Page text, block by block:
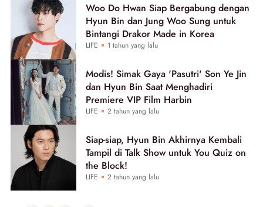
Woo Do Hwan Siap Bergabung dengan
Hyun Bin dan Jung Woo Sung untuk
Bintangi Drakor Made in Korea
LIFE 1 tahun yang lalu
Modis! Simak Gaya 'Pasutri' Son Ye Jin
dan Hyun Bin Saat Menghadiri
Premiere VIP Film Harbin
LIFE 2 tahun yang lalu
Siap-siap, Hyun Bin Akhirnya Kembali
Tampil di Talk Show untuk You Quiz on
the Block!
LIFE 2 tahun yang lalu